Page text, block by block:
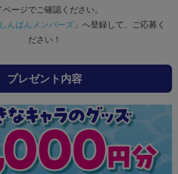
ページでご確認ください。
んばんメンバーズ 」へ登録して、ご応募く
ださい！
プレゼント内容